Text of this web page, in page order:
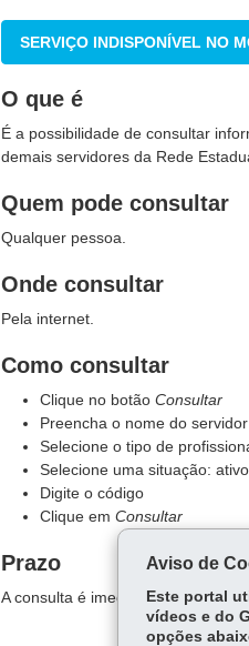
SERVIÇO INDISPONÍVEL NO
O que é
É a possibilidade de consultar
demais servidores da Rede
Quem pode consultar
Qualquer pessoa.
Onde consultar
Pela internet.
Como consultar
Clique no botão Consultar
Preencha o nome do
Selecione o tipo de
Selecione uma situação:
Digite o código
Clique em Consultar
Prazo
A consulta é imediata.
Aviso de
Este portal
vídeos e do
opções